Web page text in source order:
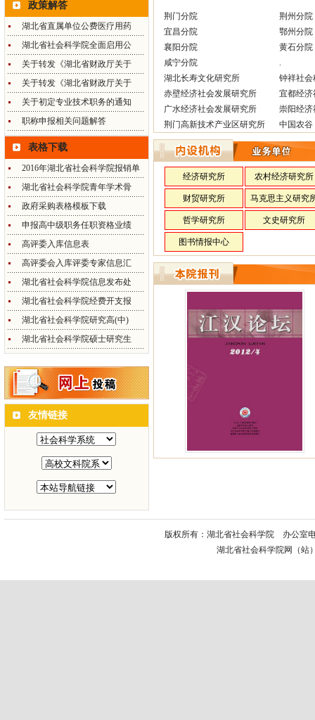
政策解答
湖北省直属单位公费医疗用药
湖北省社会科学院全面启用公
关于转发《湖北省财政厅关于
关于转发《湖北省财政厅关于
关于初定专业技术职务的通知
职称申报相关问题解答
表格下载
2016年湖北省社会科学院报销单
湖北省社会科学院青年学术骨
政府采购表格模板下载
申报高中级职务任职资格业绩
高评委入库信息表
高评委会入库评委专家信息汇
湖北省社会科学院信息发布处
湖北省社会科学院经费开支报
湖北省社会科学院研究高(中)
湖北省社会科学院硕士研究生
友情链接
荆门分院
荆州分院
宜昌分院
鄂州分院
襄阳分院
黄石分院
咸宁分院
.
湖北长寿文化研究所
钟祥社会
赤壁经济社会发展研究所
宜都经济
广水经济社会发展研究所
崇阳经济
荆门高新技术产业区研究所
中国农谷
经济研究所 农村经济研究所
财贸研究所 马克思主义研究
哲学研究所 文史研究所
图书情报中心
版权所有：湖北省社会科学院 办公室
湖北省社会科学院网（站